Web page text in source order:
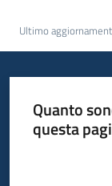
progetti
Agricoltura
Ultimo
Quanto
questa